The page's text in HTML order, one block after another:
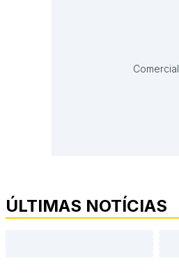
Comercial
ÚLTIMAS NOTÍCIAS